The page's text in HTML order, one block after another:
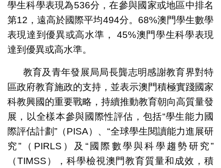
學生科學表現為536分，在參與國家或地區中排名
第12，遠高於國際平均494分。68%澳門學生數學
表現達到優異或高水準， 45%澳門學生科學表現
達到優異或高水準。
教育及青年發展局局長龔志明感謝教育界對特
區政府教育施政的支持，並表示澳門積極實踐國家
科教興國的重要戰略，持續推動教育朝向高質量發
展，以全樣本參與國際性評估，包括“學生能力國
際評估計劃”（PISA）、“全球學生閱讀能力進展研
究”（PIRLS）及“國際數學與科學趨勢研究”
（TIMSS），科學檢視澳門教育質量和成效，積